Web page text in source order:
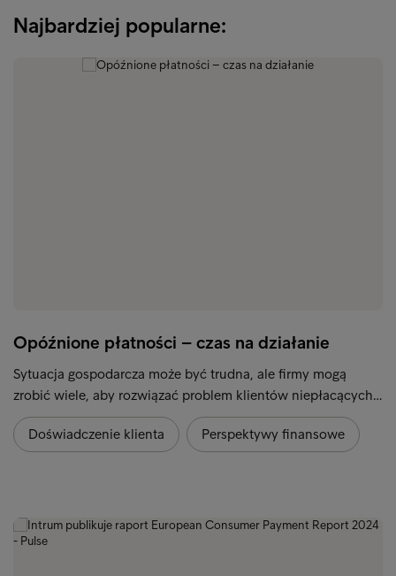
Najbardziej popularne:
Opóźnione płatności – czas na działanie
Sytuacja gospodarcza może być trudna, ale firmy mogą
zrobić wiele, aby rozwiązać problem klientów niepłacących…
Doświadczenie klienta Perspektywy finansowe